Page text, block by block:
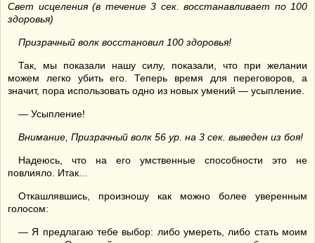
Свет исцеления (в течение 3 сек. восстанавливает по 100
здоровья)
Призрачный волк восстановил 100 здоровья!
Так, мы показали нашу силу, показали, что при желании
можем легко убить его. Теперь время для переговоров, а
значит, пора использовать одно из новых умений — усыпление.
— Усыпление!
Внимание, Призрачный волк 56 ур. на 3 сек. выведен из боя!
Надеюсь, что на его умственные способности это не
повлияло. Итак...
Откашлявшись, произношу как можно более уверенным
голосом:
— Я предлагаю тебе выбор: либо умереть, либо стать моим